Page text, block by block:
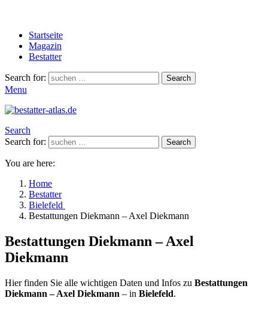
Startseite
Magazin
Bestatter
Search for: Search
Menu
Search
Search for:
Search
You are here:
Home
Bestatter
Bielefeld
Bestattungen Diekmann – Axel Diekmann
Bestattungen Diekmann – Axel
Diekmann
Hier finden Sie alle wichtigen Daten und Infos zu Bestattungen
Diekmann – Axel Diekmann – in Bielefeld.